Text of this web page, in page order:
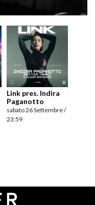
Link pres. Indira
Paganotto
sabato 26 Settembre /
23:59